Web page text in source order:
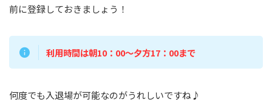
前に登録しておきましょう！
利用時間は朝10：00～夕方17：00まで
何度でも入退場が可能なのがうれしいですね♪